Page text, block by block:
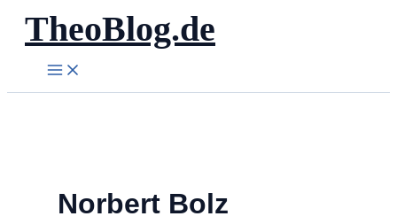
Zum
Inhalt
springen
TheoBlog.de
Norbert Bolz